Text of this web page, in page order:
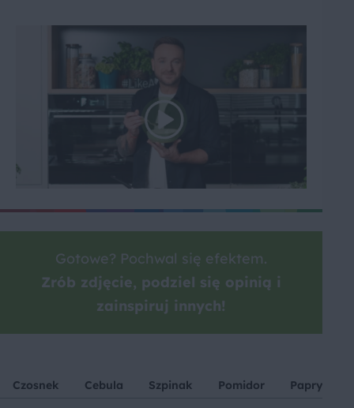
Gotowe? Pochwal się efektem.
Zrób zdjęcie, podziel się opinią i
zainspiruj innych!
Czosnek Cebula Szpinak Pomidor Papryka